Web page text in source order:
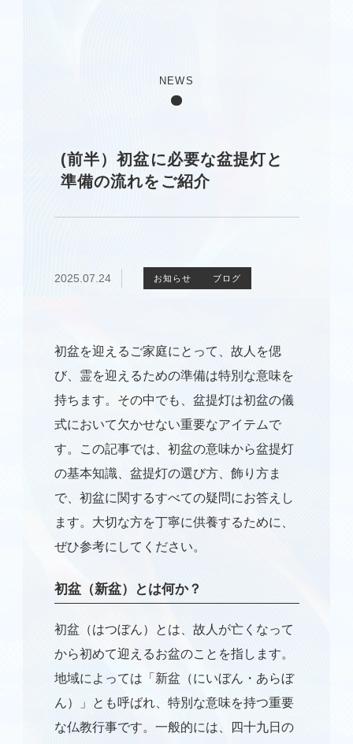
(前半）初盆に必要な盆提灯と
準備の流れをご紹介
NEWS
2025.07.24 お知らせ ブログ
初盆を迎えるご家庭にとって、故人を偲
び、霊を迎えるための準備は特別な意味を
持ちます。その中でも、盆提灯は初盆の儀
式において欠かせない重要なアイテムで
す。この記事では、初盆の意味から盆提灯
の基本知識、盆提灯の選び方、飾り方ま
で、初盆に関するすべての疑問にお答えし
ます。大切な方を丁寧に供養するために、
ぜひ参考にしてください。
初盆（新盆）とは何か？
初盆（はつぼん）とは、故人が亡くなって
から初めて迎えるお盆のことを指します。
地域によっては「新盆（にいぼん・あらぼ
ん）」とも呼ばれ、特別な意味を持つ重要
な仏教行事です。一般的には、四十九日の